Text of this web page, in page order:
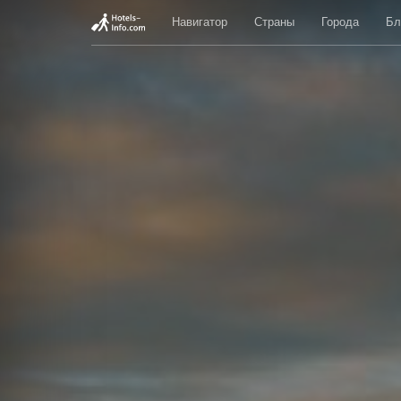
Навигатор Страны Города